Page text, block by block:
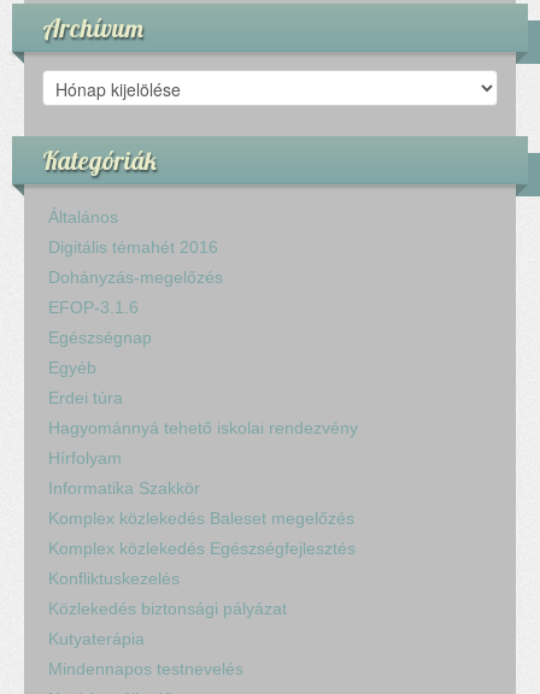
Archívum
Archívum
Kategóriák
Általános
Digitális témahét 2016
Dohányzás-megelőzés
EFOP-3.1.6
Egészségnap
Egyéb
Erdei túra
Hagyománnyá tehető iskolai rendezvény
Hírfolyam
Informatika Szakkör
Komplex közlekedés Baleset megelőzés
Komplex közlekedés Egészségfejlesztés
Konfliktuskezelés
Közlekedés biztonsági pályázat
Kutyaterápia
Mindennapos testnevelés